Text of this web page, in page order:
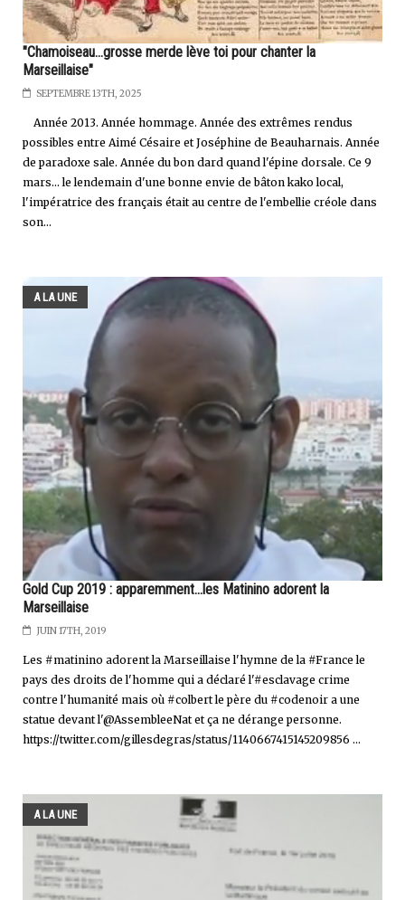
"Chamoiseau...grosse merde lève toi pour chanter la
Marseillaise"
SEPTEMBRE 13TH, 2025
Année 2013. Année hommage. Année des extrêmes rendus
possibles entre Aimé Césaire et Joséphine de Beauharnais. Année
de paradoxe sale. Année du bon dard quand l'épine dorsale. Ce 9
mars... le lendemain d'une bonne envie de bâton kako local,
l'impératrice des français était au centre de l'embellie créole dans
son...
A LA UNE
Gold Cup 2019 : apparemment...les Matinino adorent la
Marseillaise
JUIN 17TH, 2019
Les #matinino adorent la Marseillaise l'hymne de la #France le
pays des droits de l'homme qui a déclaré l'#esclavage crime
contre l'humanité mais où #colbert le père du #codenoir a une
statue devant l'@AssembleeNat et ça ne dérange personne.
https://twitter.com/gillesdegras/status/1140667415145209856 ...
A LA UNE